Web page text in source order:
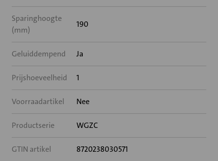
Sparinghoogte
(mm)
190
Geluiddempend Ja
Prijshoeveelheid 1
Voorraadartikel Nee
Productserie WGZC
GTIN artikel 8720238030571